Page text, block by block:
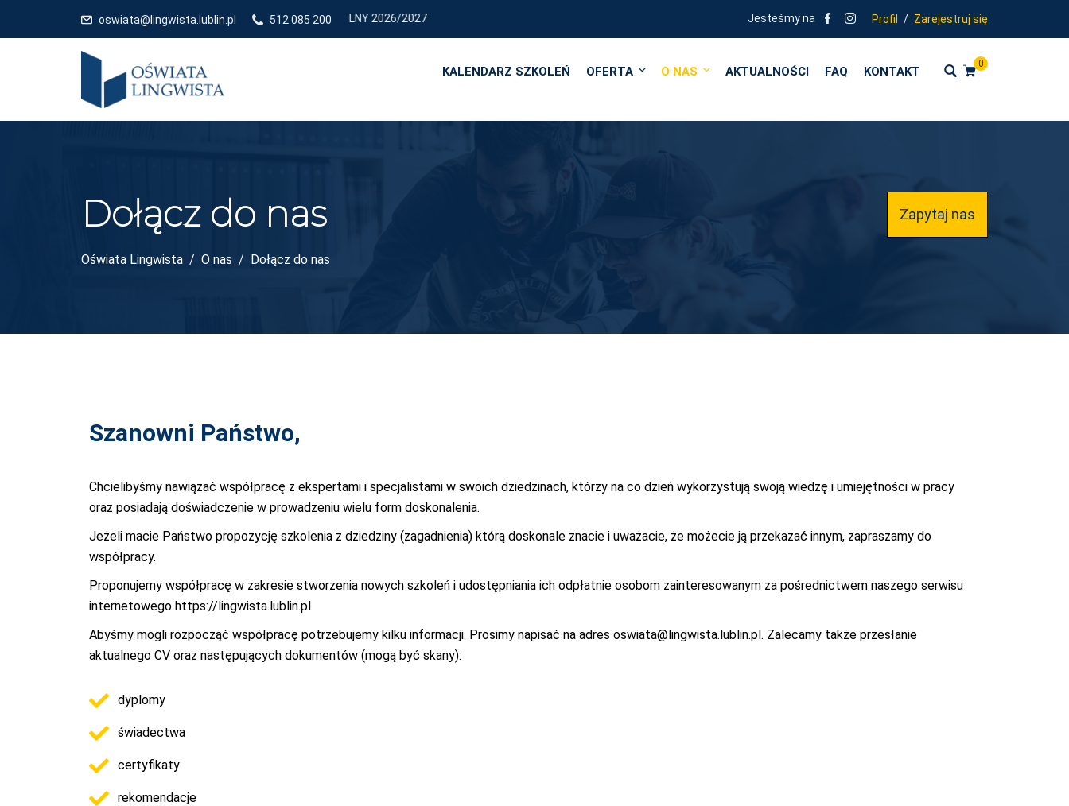
oswiata@lingwista.lublin.pl 512 085 200
KIERUNKAMI POLITYKI OŚWIATOWEJ PAŃSTWA - ROK SZKOLNY 2026/2027 Jesteśmy na Profil / Zarejestruj się
0
KALENDARZ SZKOLEŃ OFERTA O NAS AKTUALNOŚCI FAQ KONTAKT
Dołącz do nas Zapytaj nas
Oświata Lingwista O nas Dołącz do nas
Szanowni Państwo,
Chcielibyśmy nawiązać współpracę z ekspertami i specjalistami w swoich dziedzinach, którzy na co dzień wykorzystują swoją wiedzę i umiejętności w pracy
oraz posiadają doświadczenie w prowadzeniu wielu form doskonalenia.
Jeżeli macie Państwo propozycję szkolenia z dziedziny (zagadnienia) którą doskonale znacie i uważacie, że możecie ją przekazać innym, zapraszamy do
współpracy.
Proponujemy współpracę w zakresie stworzenia nowych szkoleń i udostępniania ich odpłatnie osobom zainteresowanym za pośrednictwem naszego serwisu
internetowego https://lingwista.lublin.pl
Abyśmy mogli rozpocząć współpracę potrzebujemy kilku informacji. Prosimy napisać na adres oswiata@lingwista.lublin.pl. Zalecamy także przesłanie
aktualnego CV oraz następujących dokumentów (mogą być skany):
dyplomy
świadectwa
certyfikaty
rekomendacje